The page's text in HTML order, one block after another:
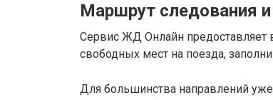
Маршрут следования
Сервис ЖД Онлайн предоставляет
свободных мест на поезда,
Для большинства направлений уже